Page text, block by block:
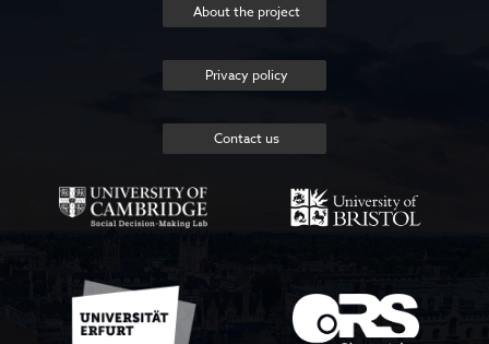
About the project
Privacy policy
Contact us